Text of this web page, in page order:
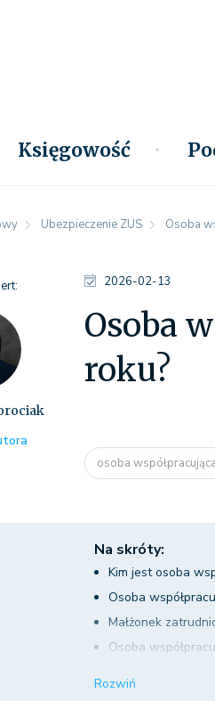
Księgowość
Ubezpieczenie ZUS Osoba
2026-02-13
Osoba
roku?
osoba współpracująca
Na skróty:
Kim jest osoba
Osoba
Małżonek
Osoba
Rozwiń